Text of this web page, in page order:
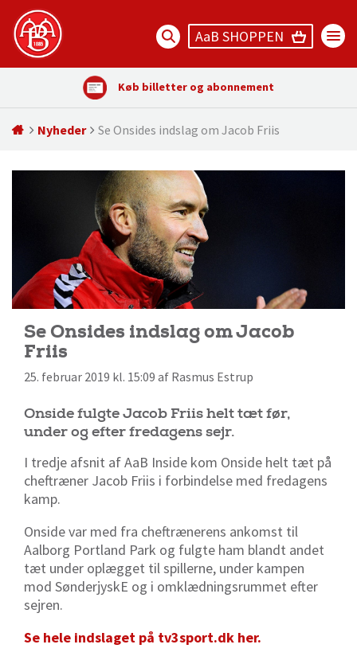
AaB SHOPPEN
Køb billetter og abonnement
Nyheder Se Onsides indslag om Jacob Friis
Se Onsides indslag om Jacob
Friis
25. februar 2019 kl. 15:09 af Rasmus Estrup
Onside fulgte Jacob Friis helt tæt før,
under og efter fredagens sejr.
I tredje afsnit af AaB Inside kom Onside helt tæt på
cheftræner Jacob Friis i forbindelse med fredagens
kamp.
Onside var med fra cheftrænerens ankomst til
Aalborg Portland Park og fulgte ham blandt andet
tæt under oplægget til spillerne, under kampen
mod SønderjyskE og i omklædningsrummet efter
sejren.
Se hele indslaget på tv3sport.dk her.